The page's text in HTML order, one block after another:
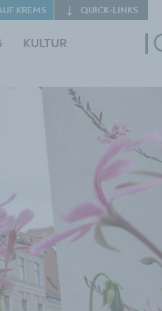
KULTUR
KREMS QUICK‑LINKS